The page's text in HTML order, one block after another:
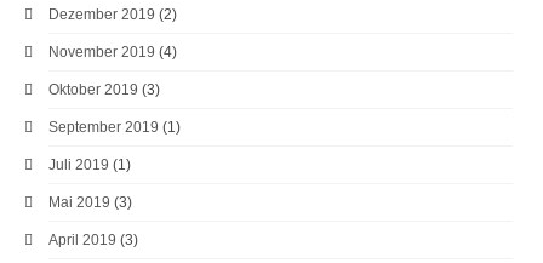
Dezember 2019 (2)
November 2019 (4)
Oktober 2019 (3)
September 2019 (1)
Juli 2019 (1)
Mai 2019 (3)
April 2019 (3)